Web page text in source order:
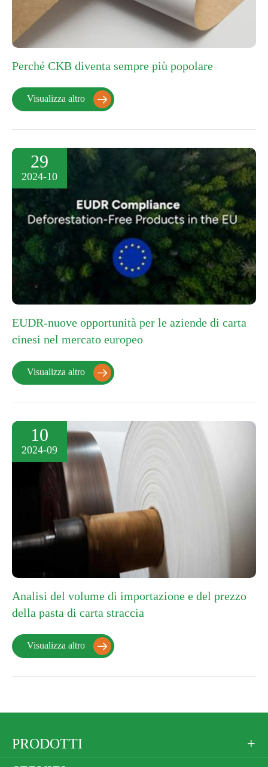
Perché CKB diventa sempre più popolare
Visualizza altro 
29
2024-10
EUDR-nuove opportunità per le aziende di carta
cinesi nel mercato europeo
Visualizza altro 
10
2024-09
Analisi del volume di importazione e del prezzo
della pasta di carta straccia
Visualizza altro 
PRODOTTI 